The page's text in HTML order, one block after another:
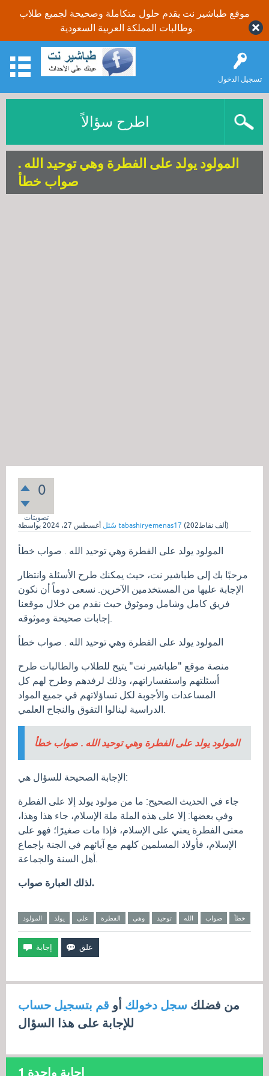
موقع طباشير نت يقدم حلول متكاملة وصحيحة لجميع طلاب
تسجيل الدخول
اطرح سؤالاً
المولود يولد على الفطرة وهي توحيد الله .
صواب خطأ
0
تصويتات
سُئل أغسطس 27، 2024 tabashiryemenas17 ( 202ألف نقاط)
المولود يولد على الفطرة وهي توحيد الله . صواب خطأ
مرحبًا بك إلى طباشير نت، حيث يمكنك طرح الأسئلة وانتظار
الإجابة عليها من المستخدمين الآخرين. نسعى دوماً أن نكون
فريق كامل وشامل وموثوق حيث نقدم من خلال موقعنا
المولود يولد على الفطرة وهي توحيد الله . صواب خطأ
منصة موقع "طباشير نت" يتيح للطلاب والطالبات طرح
أسئلتهم واستفساراتهم، وذلك لرفدهم وطرح لهم كل
المساعدات والأجوبة لكل تساؤلاتهم في جميع المواد
المولود يولد على الفطرة وهي توحيد الله . صواب خطأ
الإجابة الصحيحة للسؤال هي:
جاء في الحديث الصحيح: ما من مولود يولد إلا على الفطرة
وفي بعضها: إلا على هذه الملة ملة الإسلام، جاء هذا وهذا،
معنى الفطرة يعني على الإسلام، فإذا مات صغيرًا؛ فهو على
الإسلام، فأولاد المسلمين كلهم مع آبائهم في الجنة بإجماع
لذلك العبارة صواب.
المولود يولد على الفطرة وهي توحيد الله صواب خطأ
من فضلك سجل دخولك أو قم بتسجيل حساب
للإجابة على هذا السؤال
1 إجابة واحدة